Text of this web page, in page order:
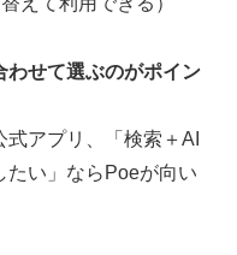
わせて選ぶのがポイン
アプリ、「検索＋AI
たい」ならPoeが向い